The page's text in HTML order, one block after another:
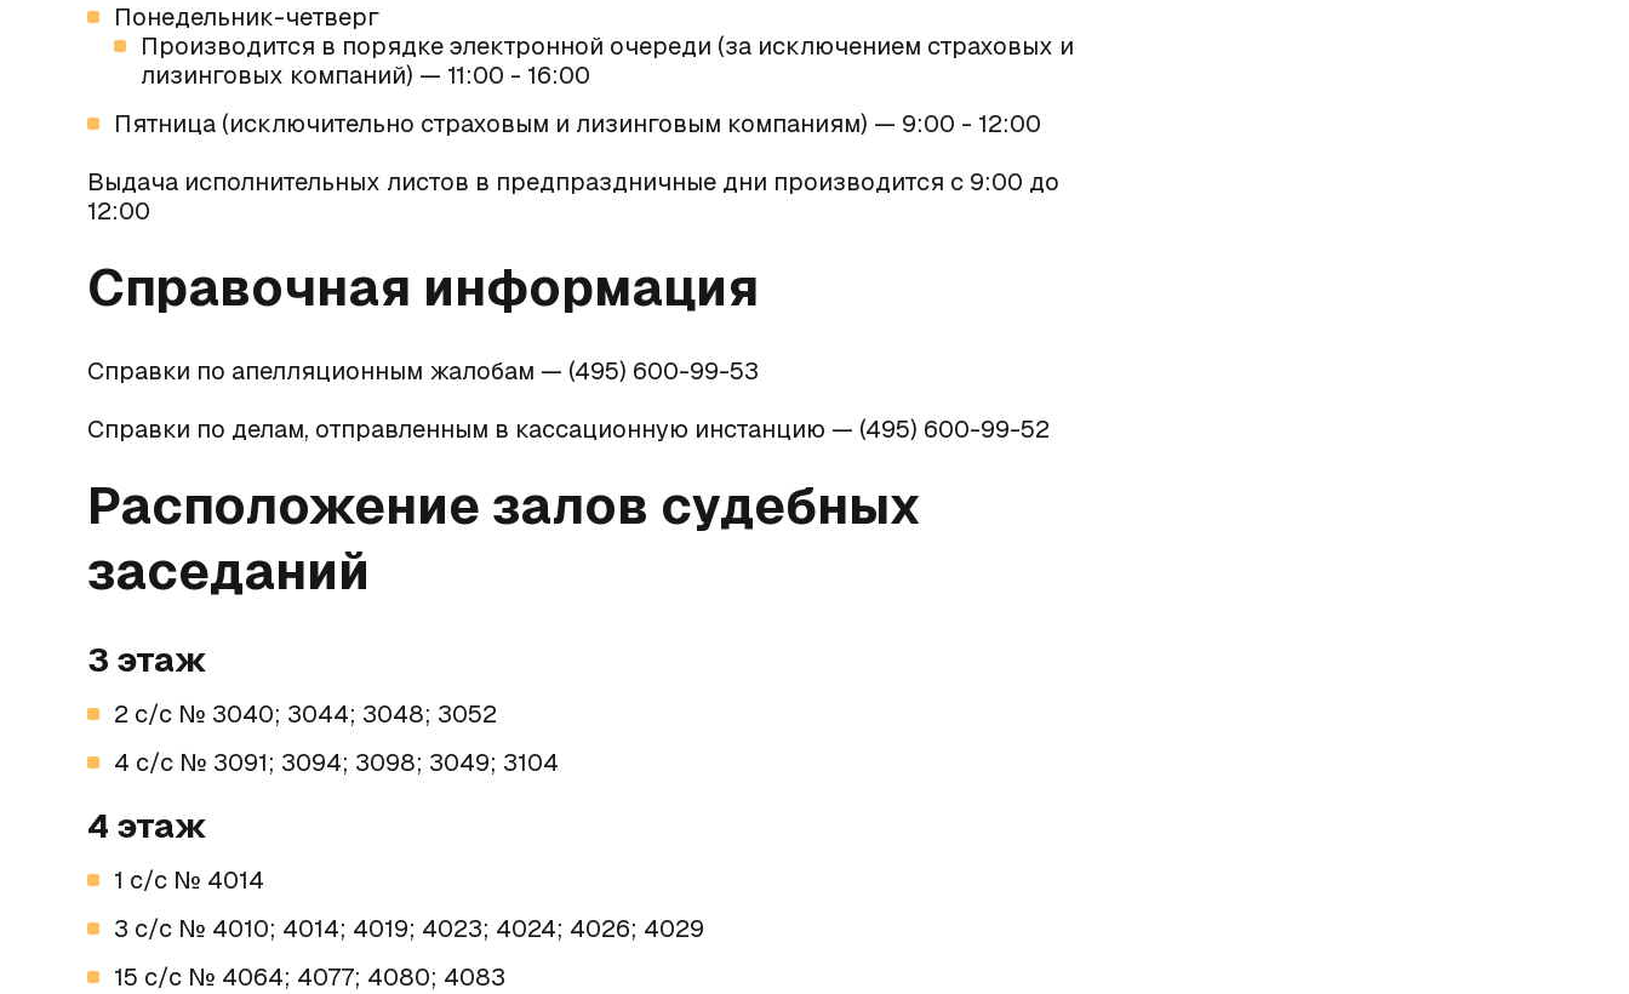
Понедельник-четверг
Производится в порядке электронной очереди (за исключением страховых и
лизинговых компаний) — 11:00 - 16:00
Пятница (исключительно страховым и лизинговым компаниям) — 9:00 - 12:00
Выдача исполнительных листов в предпраздничные дни производится с 9:00 до
12:00
Справочная информация
Справки по апелляционным жалобам — (495) 600-99-53
Справки по делам, отправленным в кассационную инстанцию — (495) 600-99-52
Расположение залов судебных
заседаний
3 этаж
2 c/c № 3040; 3044; 3048; 3052
4 c/c № 3091; 3094; 3098; 3049; 3104
4 этаж
1 c/c № 4014
3 c/c № 4010; 4014; 4019; 4023; 4024; 4026; 4029
15 c/c № 4064; 4077; 4080; 4083